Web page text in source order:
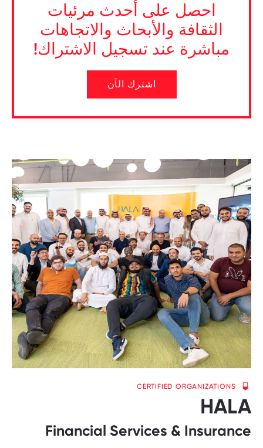
احصل على أحدث مرئيات
الثقافة والأبحاث والاتجاهات
مباشرة عند تسجيل الاشتراك!
اشترك الآن
CERTIFIED ORGANIZATIONS
HALA
Financial Services & Insurance